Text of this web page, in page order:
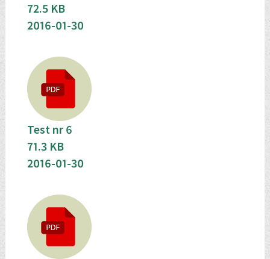
72.5 KB
2016-01-30
Test nr 6
71.3 KB
2016-01-30